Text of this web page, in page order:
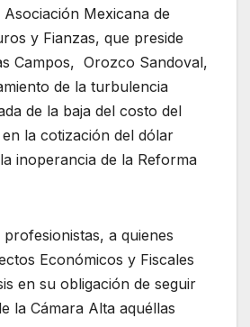
Mexicana de
y Fianzas, que preside
Campos, Orozco Sandoval,
de la turbulencia
de la baja del costo del
la cotización del dólar
inoperancia de la Reforma
a quienes
Económicos y Fiscales
en su obligación de seguir
la Cámara Alta aquéllas